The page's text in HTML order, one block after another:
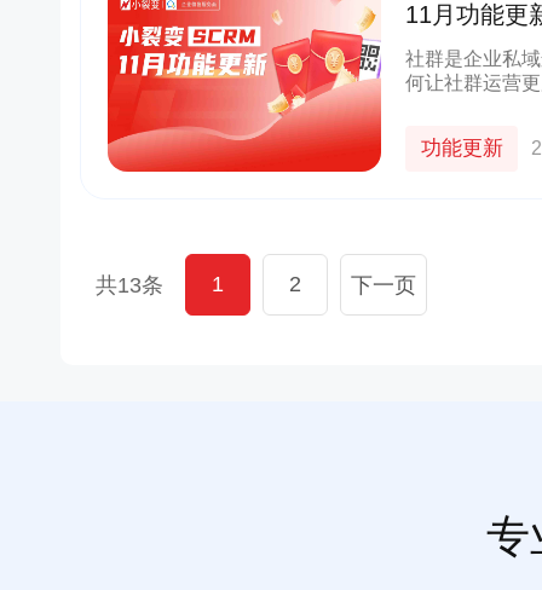
11月功能更
还有这些功
社群是企业私
何让社群运营
功能更新
共13条 1 2 下一页
阶梯化的玩法设计，实现了客户的快速
新增
10000+ 70%+ 更多案例
客户池，同时通过视频号直播等方
多渠道引流
1800w+210w+ 更多案例
专